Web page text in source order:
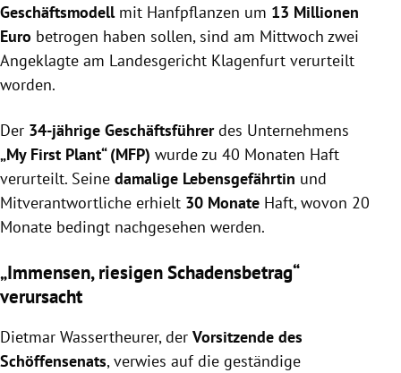
Geschäftsmodell mit Hanfpflanzen um 13 Millionen
Euro betrogen haben sollen, sind am Mittwoch zwei
Angeklagte am Landesgericht Klagenfurt verurteilt
worden.
Der 34-jährige Geschäftsführerdes Unternehmens
„My First Plant“ (MFP) wurde zu 40 Monaten Haft
verurteilt. Seine damalige Lebensgefährtin und
Mitverantwortliche erhielt 30 Monate Haft, wovon 20
Monate bedingt nachgesehen werden.
„Immensen, riesigen Schadensbetrag“
verursacht
Dietmar Wassertheurer, der Vorsitzende des
Schöffensenats, verwies auf die geständige